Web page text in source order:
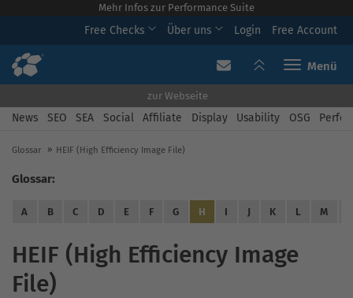
Mehr Infos zur Performance Suite
Free Checks Über uns Login Free Account
Toggle
zur Webseite
News SEO SEA Social Affiliate Display Usability OSG
Glossar HEIF (High Efficiency Image File)
Glossar:
A B C D E F G H I J K L M
HEIF (High Efficiency Image
File)